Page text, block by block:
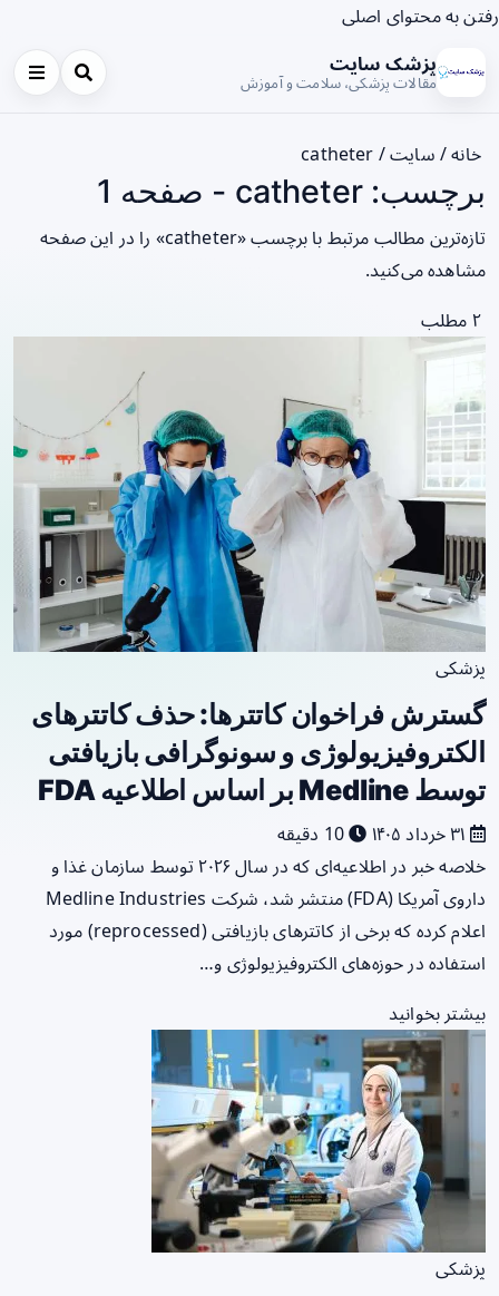
رفتن به محتوای اصلی
پزشک سایت
مقالات پزشکی، سلامت و آموزش
خانه/ سایت/
catheter
برچسب: catheter - صفحه 1
تازه‌ترین مطالب مرتبط با برچسب «catheter» را در این صفحه
مشاهده می‌کنید.
۲ مطلب
پزشکی
گسترش فراخوان کاتترها: حذف کاتترهای
الکتروفیزیولوژی و سونوگرافی بازیافتی
توسط Medline بر اساس اطلاعیه FDA
10 دقیقه
خلاصه خبر در اطلاعیه‌ای که در سال ۲۰۲۶ توسط سازمان غذا و
داروی آمریکا (FDA) منتشر شد، شرکت Medline Industries
اعلام کرده که برخی از کاتترهای بازیافتی (reprocessed) مورد
استفاده در حوزه‌های الکتروفیزیولوژی و…
بیشتر بخوانید
پزشکی